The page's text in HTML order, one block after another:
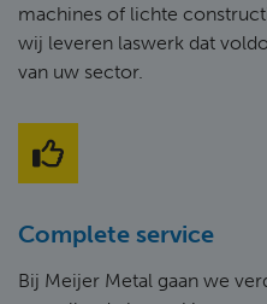
machines of lichte
wij leveren laswerk dat
van uw sector.
Complete service
Bij Meijer Metal gaan we